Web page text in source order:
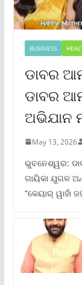
BUSINESS
ଡାବର
ଡାବର
ଅଭିଯାନ
May 13, 2026
ଭୁବନେଶ୍ୱର:
ଗାୟିକା ଯୁଗଳ
“କେୟାର୍ ୱାହାଁ